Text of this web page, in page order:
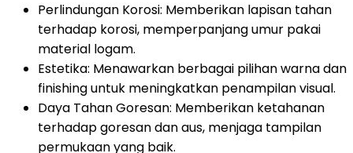
Perlindungan Korosi: Memberikan lapisan tahan
terhadap korosi, memperpanjang umur pakai
material logam.
Estetika: Menawarkan berbagai pilihan warna dan
finishing untuk meningkatkan penampilan visual.
Daya Tahan Goresan: Memberikan ketahanan
terhadap goresan dan aus, menjaga tampilan
permukaan yang baik.